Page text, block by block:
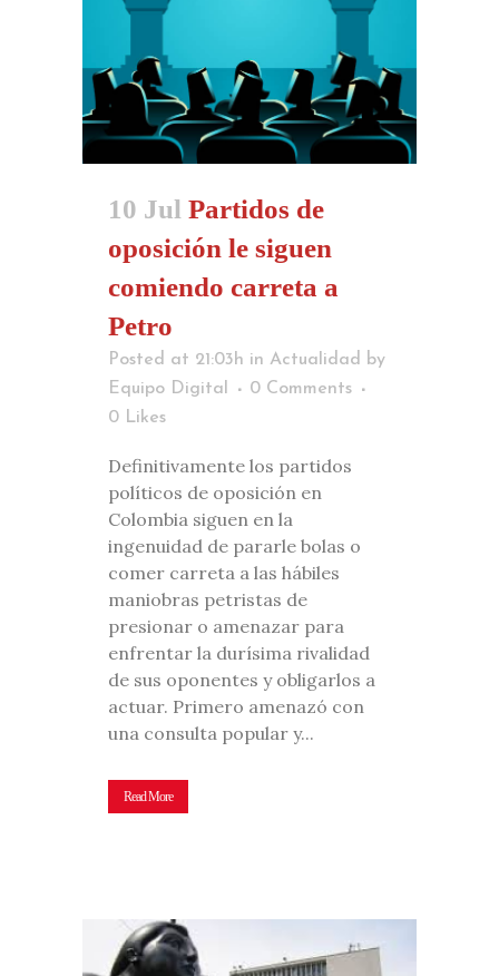
10 Jul Partidos de
oposición le siguen
comiendo carreta a
Petro
Posted at 21:03h in Actualidad
by
Equipo Digital
0 Comments
0 Likes
Definitivamente los partidos
políticos de oposición en
Colombia siguen en la
ingenuidad de pararle bolas o
comer carreta a las hábiles
maniobras petristas de
presionar o amenazar para
enfrentar la durísima rivalidad
de sus oponentes y obligarlos a
actuar. Primero amenazó con
una consulta popular y...
Read More